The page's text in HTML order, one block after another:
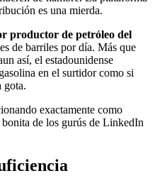
es una mierda.
productor de petróleo del
de barriles por día. Más que
así, el estadounidense
en el surtidor como si
gota.
exactamente como
de los gurús de LinkedIn